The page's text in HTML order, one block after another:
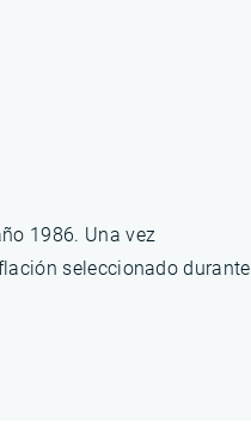
1986. Una vez
seleccionado durante